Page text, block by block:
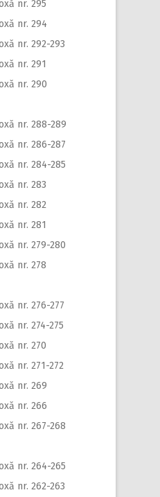
nr. 295
nr. 294
nr. 292-293
nr. 291
nr. 290
nr. 288-289
nr. 286-287
nr. 284-285
nr. 283
nr. 282
nr. 281
nr. 279-280
nr. 278
nr. 276-277
nr. 274-275
nr. 270
nr. 271-272
nr. 269
nr. 266
nr. 267-268
nr. 264-265
nr. 262-263